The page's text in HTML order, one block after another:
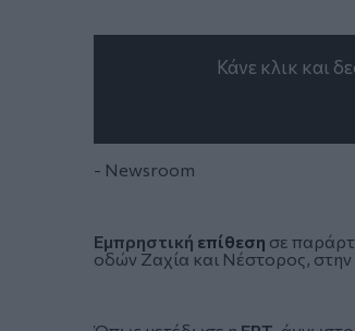
Κάνε κλικ και
- Newsroom
Εμπρηστική επίθεση σε
οδών Ζαχία και Νέστορος, στην